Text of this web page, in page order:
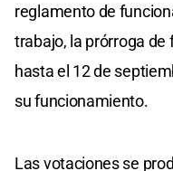
reglamento de
trabajo, la prórroga
hasta el 12 de
su funcionamiento.
Las votaciones se